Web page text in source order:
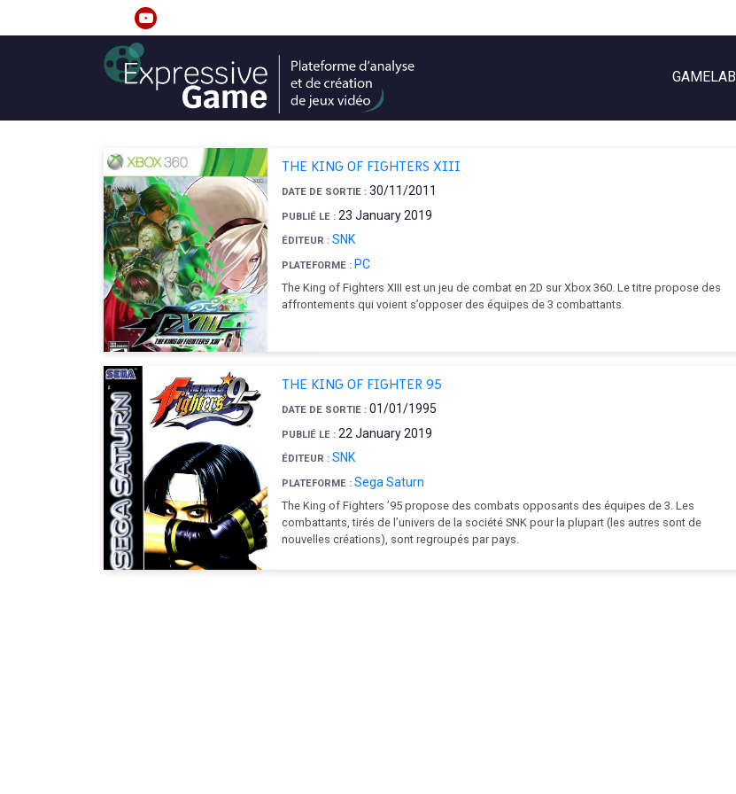
linkedin
GAMELAB
THE KING OF FIGHTERS XIII
DATE DE SORTIE : 30/11/2011
PUBLIÉ LE : 23 January 2019
ÉDITEUR : SNK
PLATEFORME : PC
The King of Fighters XIII est un jeu de combat en 2D sur Xbox 360. Le titre propose des
affrontements qui voient s’opposer des équipes de 3 combattants.
THE KING OF FIGHTER 95
DATE DE SORTIE : 01/01/1995
PUBLIÉ LE : 22 January 2019
ÉDITEUR : SNK
PLATEFORME : Sega Saturn
The King of Fighters ’95 propose des combats opposants des équipes de 3. Les
combattants, tirés de l’univers de la société SNK pour la plupart (les autres sont de
nouvelles créations), sont regroupés par pays.